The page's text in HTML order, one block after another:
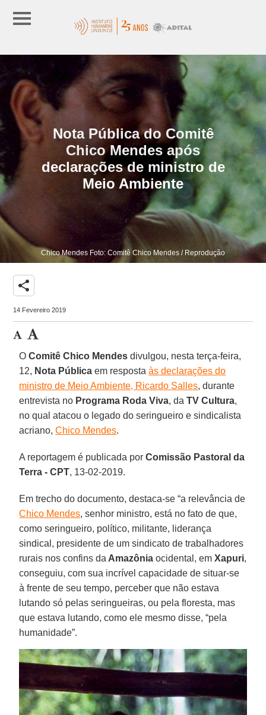
Nota Pública do Comitê
Chico Mendes após
declarações de ministro de
Meio Ambiente
Chico Mendes Foto: Comitê Chico Mendes / Reprodução
share
14 Fevereiro 2019
OComitê Chico Mendes divulgou, nesta terça-feira,
12, Nota Pública em respostaàs declarações do
ministro de Meio Ambiente, Ricardo Salles, durante
entrevista no Programa Roda Viva, daTV Cultura,
no qual atacou o legado do seringueiro e sindicalista
acriano,Chico Mendes.
A reportagem é publicada porComissão Pastoral da
Terra - CPT, 13-02-2019.
Em trecho do documento, destaca-se “a relevância de
Chico Mendes, senhor ministro, está no fato de que,
como seringueiro, político, militante, liderança
sindical, presidente de um sindicato de trabalhadores
rurais nos confins da Amazônia ocidental, emXapuri,
conseguiu, com sua incrível capacidade de situar-se
à frente de seu tempo, perceber que não estava
lutando só pelas seringueiras, ou pela floresta, mas
que estava lutando, como ele mesmo disse, “pela
humanidade”.